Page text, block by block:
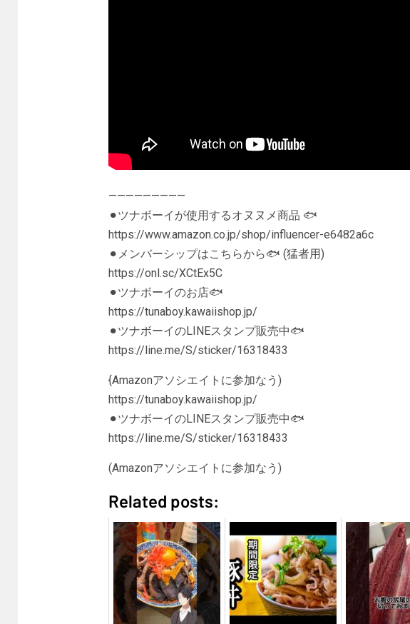
—————————
⚫︎ツナボーイが使用するオヌヌメ商品 🐟
https://www.amazon.co.jp/shop/influencer-e6482a6c
⚫︎メンバーシップはこちらから🐟 (猛者用)
https://onl.sc/XCtEx5C
⚫︎ツナボーイのお店🐟
https://tunaboy.kawaiishop.jp/
⚫︎ツナボーイのLINEスタンプ販売中🐟
https://line.me/S/sticker/16318433
{Amazonアソシエイトに参加なう)
https://tunaboy.kawaiishop.jp/
⚫︎ツナボーイのLINEスタンプ販売中🐟
https://line.me/S/sticker/16318433
(Amazonアソシエイトに参加なう)
Related posts: